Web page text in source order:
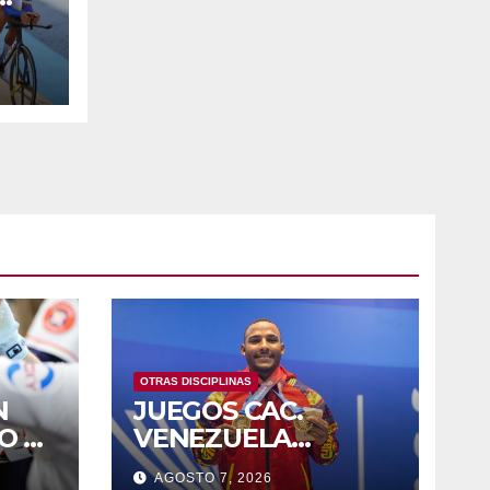
E
OTRAS DISCIPLINAS
JUEGOS CAC.
VENEZUELA
LEVANTA OROS EN
AGOSTO 7, 2026